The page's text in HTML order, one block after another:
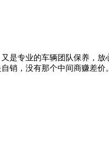
是专业的车辆团队保养，
销，没有那个中间商赚差价。